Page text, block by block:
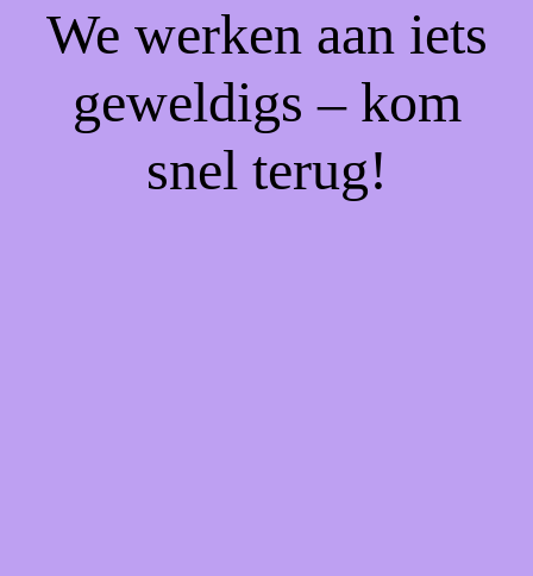
We werken aan iets
geweldigs – kom
snel terug!